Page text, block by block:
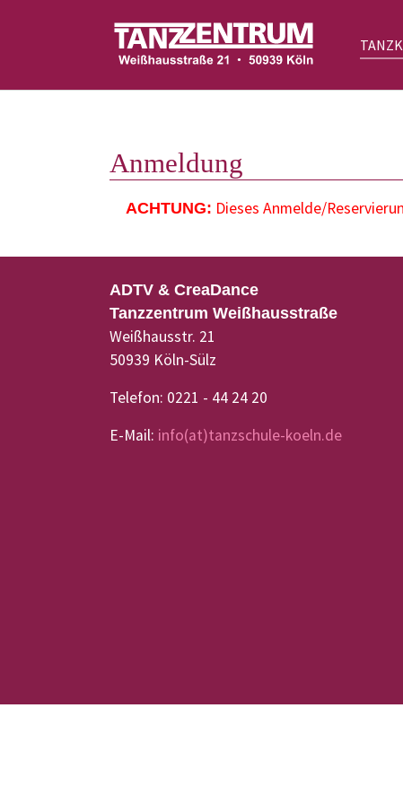
Anmeldung
ACHTUNG: Dieses Anmelde/
ADTV & CreaDance
Tanzzentrum Weißhausstraße
Weißhausstr. 21
50939 Köln-Sülz
Telefon: 0221 - 44 24 20
E-Mail: info(at)tanzschule-koeln.de